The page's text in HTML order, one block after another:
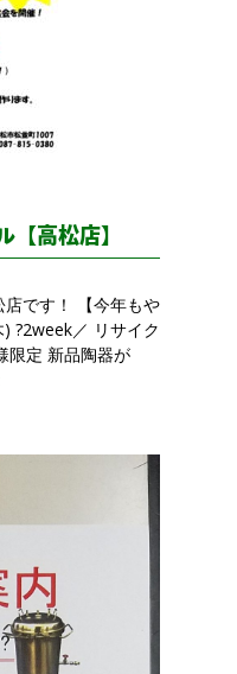
【高松店】
です！ 【今年もや
?2week／ リサイク
限定 新品陶器が